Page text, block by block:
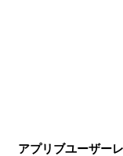
アプリブユーザー